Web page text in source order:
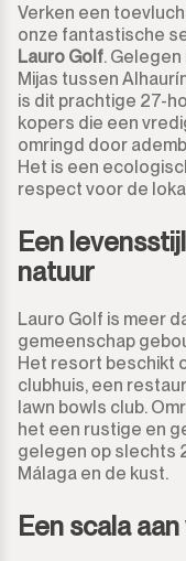
Verken een
onze fantastische
Lauro Golf.
Mijas tussen
is dit prachtige 27-
kopers die een
omringd door
Het is een
respect voor de
Een
natuur
Lauro Golf is meer
gemeenschap
Het resort beschikt
clubhuis, een
lawn bowls club.
het een rustige en
gelegen op slechts
Málaga en de kust.
Een scala